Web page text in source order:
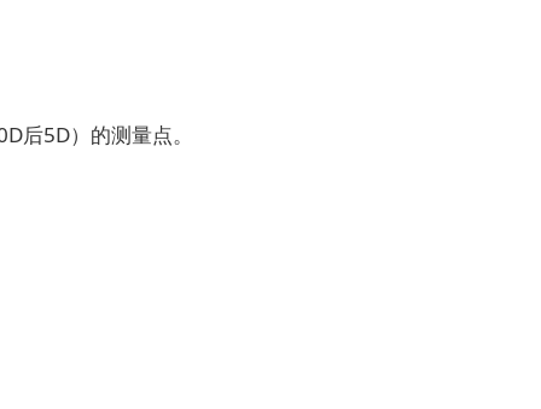
5D）的测量点。